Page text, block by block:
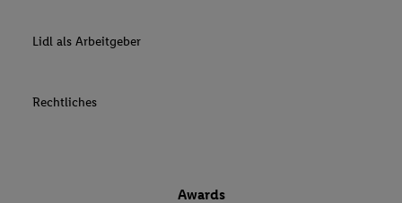
Lidl als Arbeitgeber
Rechtliches
Awards